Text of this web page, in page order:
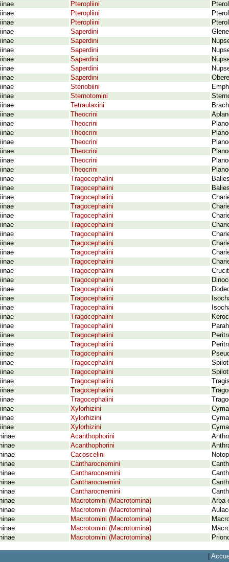
Pteropliini
Pteropliini
Pteropliini
Saperdini
Saperdini
Saperdini
Saperdini
Saperdini
Saperdini
Stenobiini
Sternotomini
Tetraulaxini
Theocrini
Theocrini
Theocrini
Theocrini
Theocrini
Theocrini
Theocrini
Tragocephalini
Tragocephalini
Tragocephalini
Tragocephalini
Tragocephalini
Tragocephalini
Tragocephalini
Tragocephalini
Tragocephalini
Tragocephalini
Tragocephalini
Tragocephalini
Tragocephalini
Tragocephalini
Tragocephalini
Tragocephalini
Tragocephalini
Tragocephalini
Tragocephalini
Tragocephalini
Tragocephalini
Tragocephalini
Tragocephalini
Tragocephalini
Tragocephalini
Xylorhizini
Xylorhizini
Xylorhizini
Acanthophorini
Acanthophorini
Cacoscelini
Cantharocnemini
Cantharocnemini
Cantharocnemini
Cantharocnemini
Macrotomini (Macrotomina)
Arba
Macrotomini (Macrotomina)
Macrotomini (Macrotomina)
Macrotomini (Macrotomina)
Macrotomini (Macrotomina)